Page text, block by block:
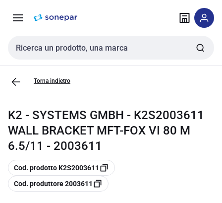
navigazione alla
Cerca input
Torna indietro
K2 - SYSTEMS GMBH - K2S2003611
WALL BRACKET MFT-FOX VI 80 M
6.5/11 - 2003611
copia
Cod. prodotto K2S2003611
copia
Cod. produttore 2003611